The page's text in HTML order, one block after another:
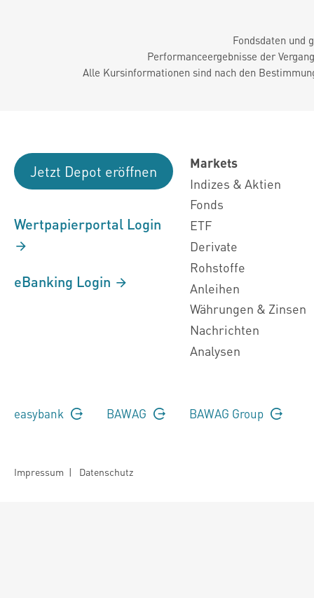
Fondsdaten und
Performanceergebnisse der
Alle Kursinformationen sind nach den
Jetzt Depot eröffnen
Wertpapierportal Login
eBanking Login
Markets
Indizes & Aktien
Fonds
ETF
Derivate
Rohstoffe
Anleihen
Währungen & Zinsen
Nachrichten
Analysen
easybank BAWAG BAWAG Group
Impressum | Datenschutz